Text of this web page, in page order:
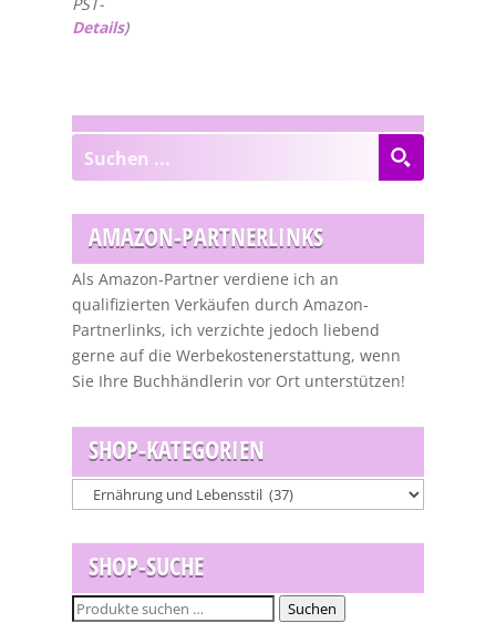
Details)
AMAZON-PARTNERLINKS
Als Amazon-Partner verdiene ich an
qualifizierten Verkäufen durch Amazon-
Partnerlinks, ich verzichte jedoch liebend
gerne auf die Werbekostenerstattung, wenn
Sie Ihre Buchhändlerin vor Ort unterstützen!
SHOP-KATEGORIEN
SHOP-SUCHE
Suchen
Suchen